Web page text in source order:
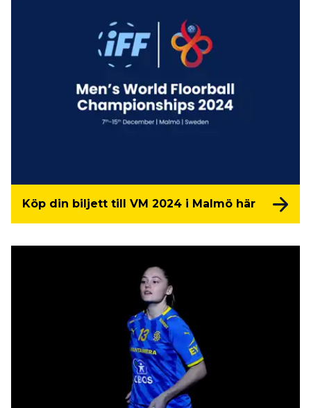
Köp din biljett till VM 2024 i Malmö här